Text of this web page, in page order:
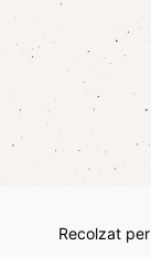
Recolzat per